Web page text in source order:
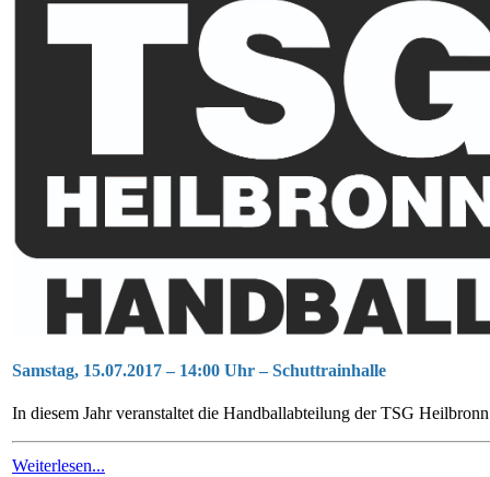
Samstag, 15.07.2017 – 14:00 Uhr – Schuttrainhalle
In diesem Jahr veranstaltet die Handballabteilung der TSG
Weiterlesen...